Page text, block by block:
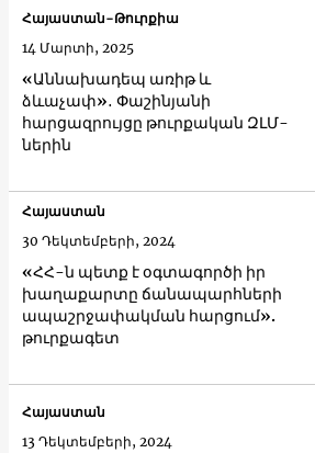
«Աննախադեպ առիթ և
ձևաչափ»․ Փաշինյանի
հարցազրույցը թուրքական ԶԼՄ-
ներին
Հայաստան-Թուրքիա
14 Մարտի, 2025
«ՀՀ-ն պետք է օգտագործի իր
խաղաքարտը ճանապարհների
ապաշրջափակման հարցում».
թուրքագետ
Հայաստան
30 Դեկտեմբերի, 2024
Հայաստան
13 Դեկտեմբերի, 2024